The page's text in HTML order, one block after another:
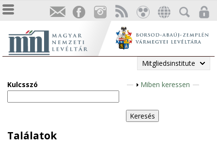
Mitgliedsinstitute
Kulcsszó
A
z
e
Miben keressen
Találatok